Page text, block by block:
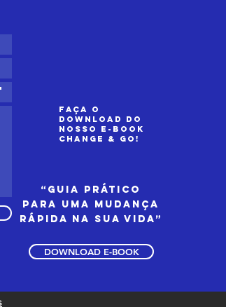
Faça o
download do
nosso e-book
Change & GO!
“Guia prático
para uma mudança
rápida na sua vida”
DOWNLOAD E-BOOK